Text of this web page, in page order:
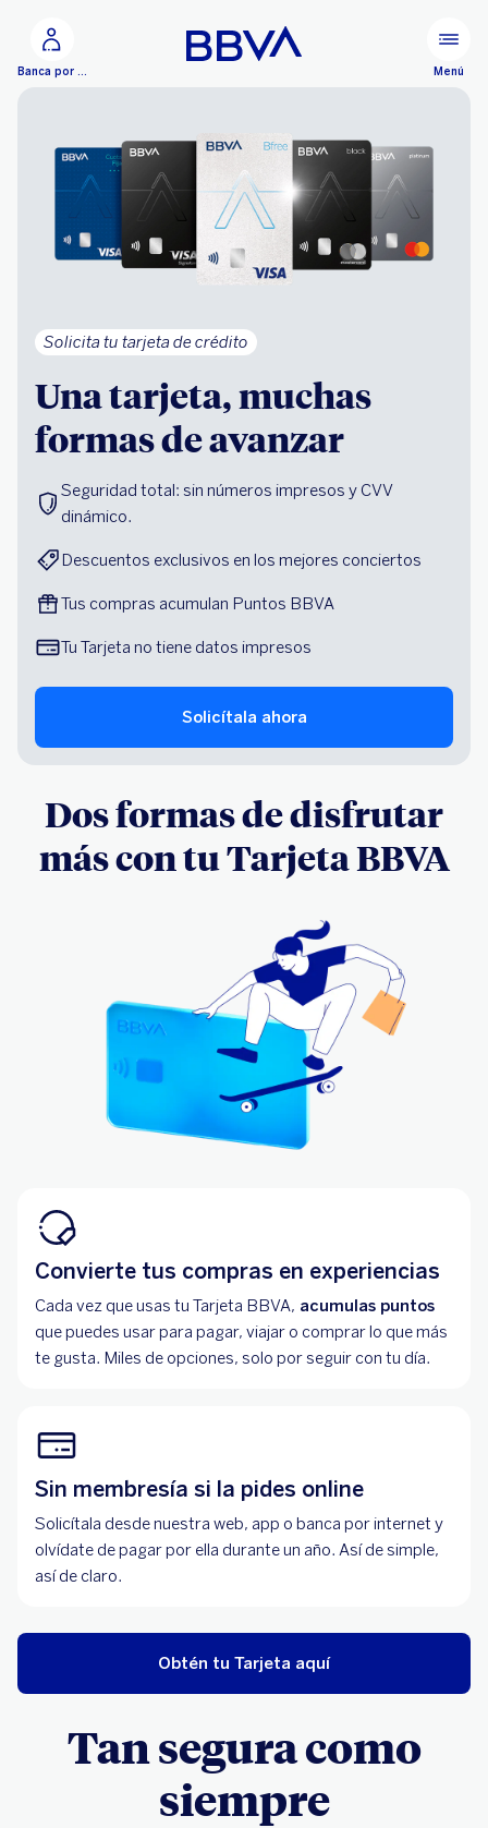
Banca por Internet Menú
Solicita tu tarjeta de crédito
Una tarjeta, muchas
formas de avanzar
Seguridad total: sin números impresos y CVV
dinámico.
Descuentos exclusivos en los mejores conciertos
Tus compras acumulan Puntos BBVA
Tu Tarjeta no tiene datos impresos
Solicítala ahora
Dos formas de disfrutar
más con tu Tarjeta BBVA
Convierte tus compras en experiencias
Cada vez que usas tu Tarjeta BBVA, acumulas puntos
que puedes usar para pagar, viajar o comprar lo que más
te gusta. Miles de opciones, solo por seguir con tu día.
Sin membresía si la pides online
Solicítala desde nuestra web, app o banca por internet y
olvídate de pagar por ella durante un año. Así de simple,
así de claro.
Obtén tu Tarjeta aquí
Tan segura como
siempre